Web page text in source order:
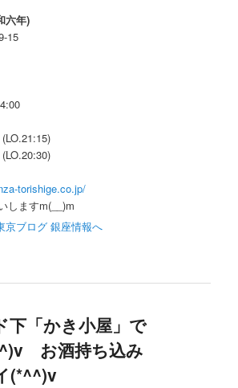
六年)
15
torishige.co.jp/
しますm(__)m
下「かき小屋」で
お酒持ち込み
(*^^)v